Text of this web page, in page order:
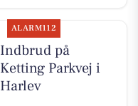
ALARM112
Indbrud på
Ketting Parkvej i
Harlev